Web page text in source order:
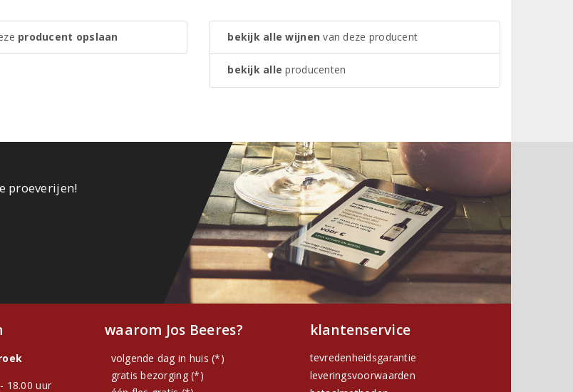
producent opslaan bekijk alle wijnen van deze producent
bekijk alle producenten
proeverijen!
18.00 uur
waarom Jos Beeres?
volgende dag in huis (*)
gratis bezorging (*)
klantenservice
tevredenheidsgarantie
leveringsvoorwaarden